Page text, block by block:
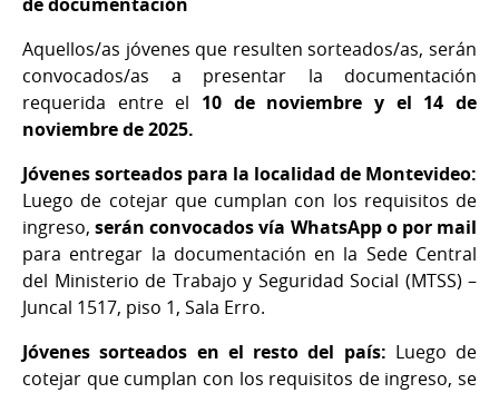
Aquellos/as jóvenes que resulten sorteados/as, serán
convocados/as a presentar la documentación
requerida entre el 10 de noviembre y el 14 de
noviembre de 2025.
Jóvenes sorteados para la localidad de Montevideo:
Luego de cotejar que cumplan con los requisitos de
ingreso,serán convocados vía WhatsApp o por mail
para entregar la documentación en la Sede Central
del Ministerio de Trabajo y Seguridad Social (MTSS) –
Juncal 1517, piso 1, Sala Erro.
Jóvenes sorteados en el resto del país: Luego de
cotejar que cumplan con los requisitos de ingreso, se